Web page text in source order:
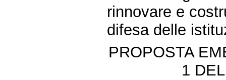
rinnovare e
difesa delle
PROPOSTA
1